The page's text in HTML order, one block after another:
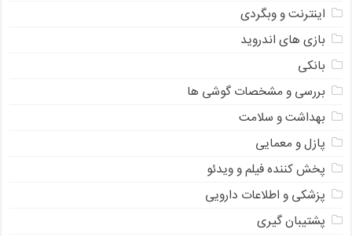
اینترنت و وبگردی
بازی های اندروید
بانکی
بررسی و مشخصات گوشی ها
بهداشت و سلامت
پازل و معمایی
پخش کننده فیلم و ویدئو
پزشکی و اطلاعات دارویی
پشتیبان گیری